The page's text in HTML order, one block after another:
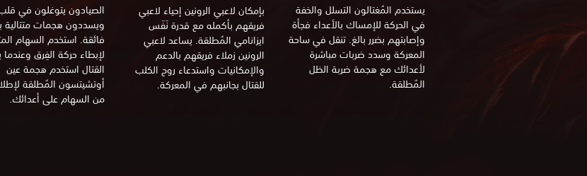
الصيادون يتوغلون في قلب
ويسددون هجمات متتالية
فائقة. استخدم السهام
لإبطاء حركة الفِرق وعندما
القتال استخدم هجمة عين
أوتشيتسون المُطلقة
من السهام على أعدائك.
بإمكان لاعبي الرونين إحياء لاعبي
فريقهم بأكمله مع قدرة نَفَس
ايزانامي المُطلقة. يساعد لاعبي
الرونين زملاء فريقهم بالدعم
والإمكانيات واستدعاء روح الكلب
للقتال بجانبهم في المعركة.
يستخدم المُغتالون التسلل والخفة
في الحركة للإمساك بالأعداء فجأة
وإصابتهم بضرر بالغ. تنقل في ساحة
المعركة وسدد ضربات مباشرة
لأعدائك مع هجمة ضربة الظل
المُطلقة.